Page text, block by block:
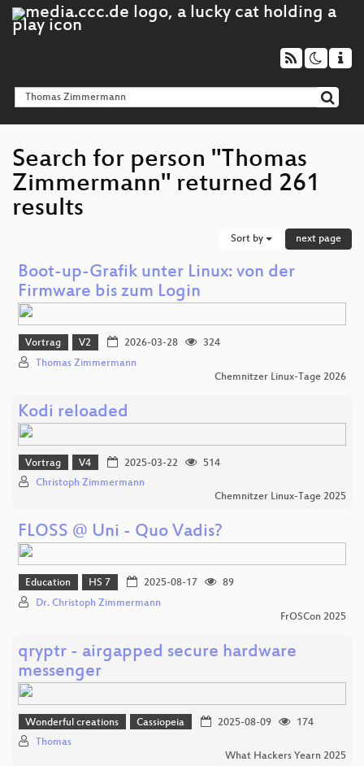
Search for person "Thomas
Zimmermann" returned 261
results
Sort by next page
Boot-up-Grafik unter Linux: von der
Firmware bis zum Login
Vortrag V2 2026-03-28
324
Thomas Zimmermann
Chemnitzer Linux-Tage 2026
Kodi reloaded
Vortrag V4 2025-03-22
514
Christoph Zimmermann
Chemnitzer Linux-Tage 2025
FLOSS @ Uni - Quo Vadis?
Education HS 7 2025-08-17
89
Dr. Christoph Zimmermann
FrOSCon 2025
qryptr - airgapped secure hardware
messenger
Wonderful creations Cassiopeia 2025-08-09
174
Thomas
What Hackers Yearn 2025